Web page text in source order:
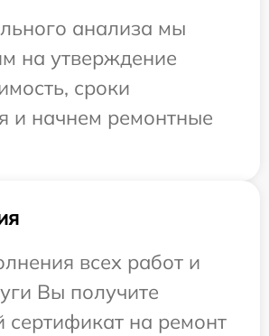
анализа мы
на утверждение
сроки
и начнем ремонтные
всех работ и
Вы получите
на ремонт